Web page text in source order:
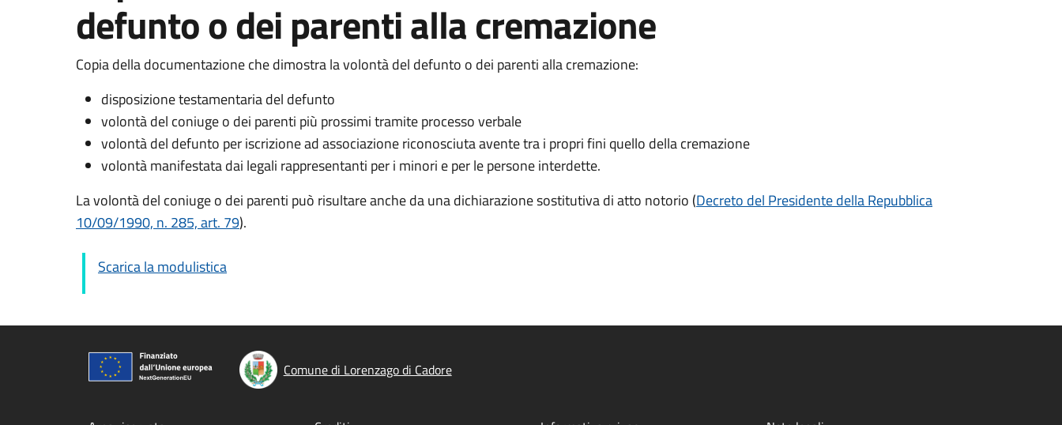
defunto o dei parenti alla cremazione
Copia della documentazione che dimostra la volontà del defunto o dei parenti alla cremazione:
disposizione testamentaria del defunto
volontà del coniuge o dei parenti più prossimi tramite processo verbale
volontà del defunto per iscrizione ad associazione riconosciuta avente tra i propri fini quello della cremazione
volontà manifestata dai legali rappresentanti per i minori e per le persone interdette.
La volontà del coniuge o dei parenti può risultare anche da una dichiarazione sostitutiva di atto notorio (Decreto del Presidente della Repubblica
10/09/1990, n. 285, art. 79).
Scarica la modulistica
Comune di Lorenzago di Cadore